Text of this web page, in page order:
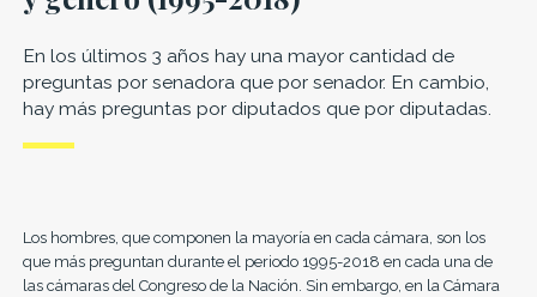
En los últimos 3 años hay una mayor cantidad de
preguntas por senadora que por senador. En cambio,
hay más preguntas por diputados que por diputadas.
Los hombres, que componen la mayoría en cada cámara, son los
que más preguntan durante el periodo 1995-2018 en cada una de
las cámaras del Congreso de la Nación. Sin embargo, en la Cámara